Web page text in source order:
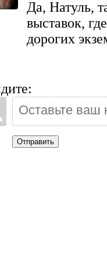
Да, Натуль,
выставок,
дорогих
Отправить